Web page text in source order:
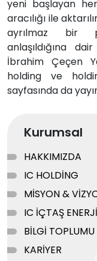
Kurumsal
HAKKIMIZDA
IC HOLDİNG
MİSYON &
IC İÇTAŞ ENERJİ
BİLGİ TOPLUMU
KARİYER
yeni başlayan
aracılığı ile
ayrılmaz bir
anlaşıldığına
İbrahim Çeçen
holding ve
sayfasında da